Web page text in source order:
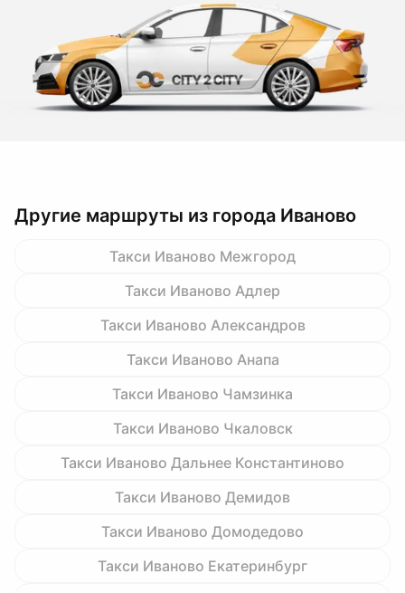
Другие маршруты из города Иваново
Такси Иваново Межгород
Такси Иваново Адлер
Такси Иваново Александров
Такси Иваново Анапа
Такси Иваново Чамзинка
Такси Иваново Чкаловск
Такси Иваново Дальнее Константиново
Такси Иваново Демидов
Такси Иваново Домодедово
Такси Иваново Екатеринбург